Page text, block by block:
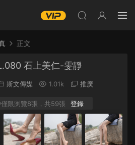
正文
石上美仁-雯靜
斯文傳媒 1.01k 推廣
限浏覽8張，共59張 登錄